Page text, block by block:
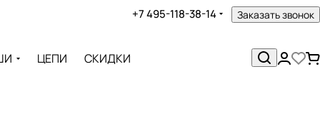
+7 495-118-38-14 Заказать звонок
ЦЕПИ СКИДКИ